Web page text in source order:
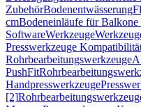
ZubehörBodenentwässerung
cmBodeneinläufe für Balkone
SoftwareWerkzeuge
Presswerkzeuge
Rohrbearbeitungswerkzeuge
PushFit
Handpresswerkzeuge
[2]